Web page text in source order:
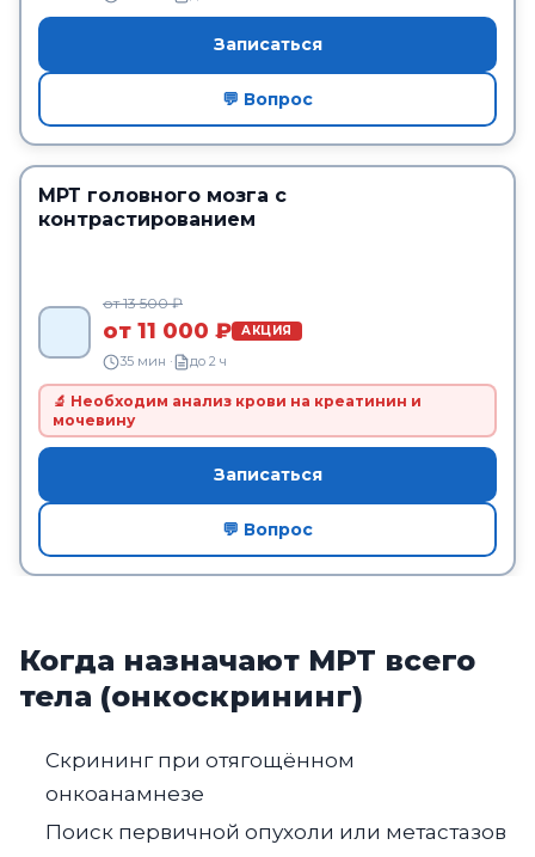
Записаться
💬 Вопрос
МРТ головного мозга с
контрастированием
от 13 500 ₽
от 11 000 ₽ АКЦИЯ
35 мин · до 2 ч
🔬 Необходим анализ крови на креатинин и
мочевину
Записаться
💬 Вопрос
Когда назначают МРТ всего
тела (онкоскрининг)
Скрининг при отягощённом
онкоанамнезе
Поиск первичной опухоли или метастазов